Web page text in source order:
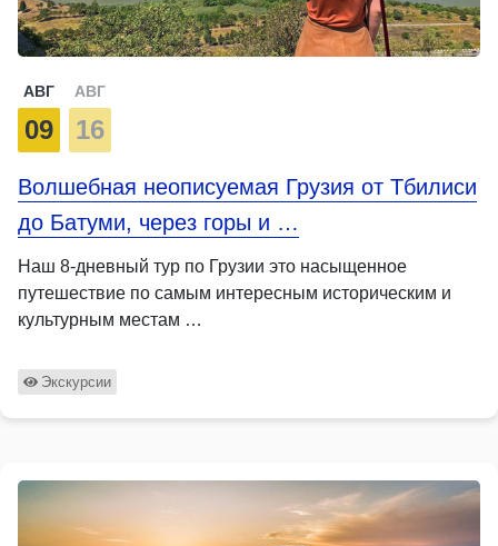
АВГ
09
АВГ
16
Волшебная неописуемая Грузия от Тбилиси
до Батуми, через горы и …
Наш 8-дневный тур по Грузии это насыщенное
путешествие по самым интересным историческим и
культурным местам …
Экскурсии